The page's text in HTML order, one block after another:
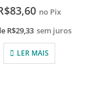
83,60 no Pix
R$29,33 sem juros
LER MAIS